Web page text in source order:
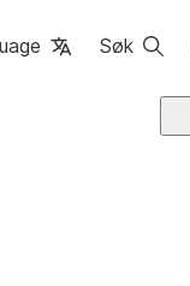
Søk